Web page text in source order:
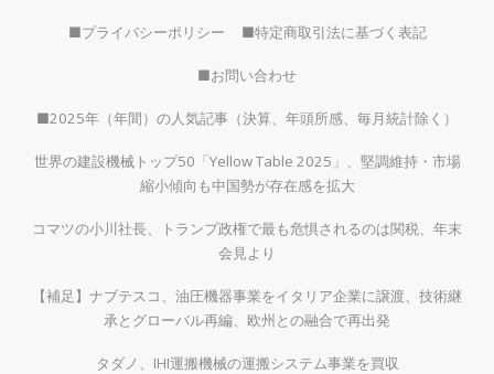
■プライバシーポリシー ■特定商取引法に基づく表記
■お問い合わせ
■2025年（年間）の人気記事（決算、年頭所感、毎月統計除く）
世界の建設機械トップ50「Yellow Table 2025」、堅調維持・市場
縮小傾向も中国勢が存在感を拡大
コマツの小川社長、トランプ政権で最も危惧されるのは関税、年末
会見より
【補足】ナブテスコ、油圧機器事業をイタリア企業に譲渡、技術継
承とグローバル再編、欧州との融合で再出発
タダノ、IHI運搬機械の運搬システム事業を買収